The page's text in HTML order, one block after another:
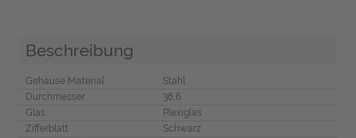
Beschreibung
Gehäuse Material
Stahl
Durchmesser
38,6
Glas
Plexiglas
Zifferblatt
Schwarz